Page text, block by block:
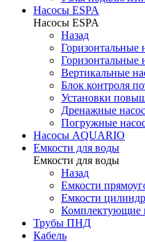
Насосы ESPA
Насосы ESPA
Назад
Горизонтальные
Горизонтальные
Вертикальные
Блок контроля
Установки
Дренажные
Погружные
Насосы AQUARIO
Емкости для воды
Емкости для воды
Назад
Емкости
Емкости
Комплектующие
Трубы ПНД
Кабель